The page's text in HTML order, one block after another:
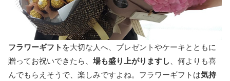
フラワーギフト を大切な人へ、プレゼントやケーキとともに
贈ってお祝いできたら、場も盛り上がりますし 、何よりも喜
んでもらえそうで、楽しみですよね。フラワーギフトは気持